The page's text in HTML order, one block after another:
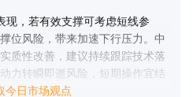
，若有效支撑可考虑短线参
位风险，带来加速下行压力。中
质性改善，建议持续跟踪技术落
力转瞬即逝风险，短期操作宜结
局需等待基本面实质性催化。
今日市场观点